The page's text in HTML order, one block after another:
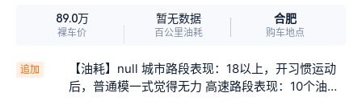
配合无框车门的感应玻璃有点意思，开门玻璃会自
动下降两公分，关门玻璃会自动上升两公分插入到
导曹里面，配合电吸门和自动进入，咔嚓咔嚓仪式
感。停车呢车身的空悬会下降到最低，打火后车自
动上升到3档高度（5档可调节）。车门直接包裹到
底盘下面，很友好，为了阻挡声浪进入驾驶舱吧。
89.0万
裸车价
暂无数据
百公里油耗
合肥
购车地点
追加
【油耗】null 城市路段表现：18以上，开习惯运动
后，普通模一式觉得无力 高速路段表现：10个油，